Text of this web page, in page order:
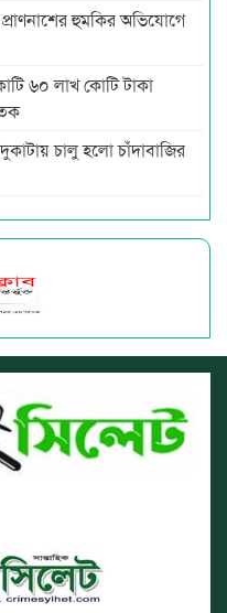
হুমকির অভিযোগে
৬০ লাখ কোটি টাকা
চালু হলো চাঁদাবাজির